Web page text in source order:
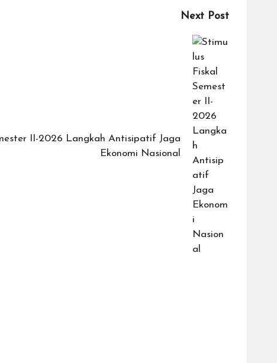
Next Post
II-2026 Langkah Antisipatif Jaga
Ekonomi Nasional